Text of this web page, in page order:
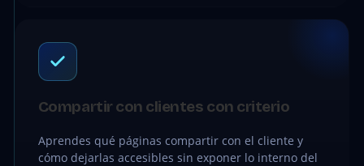
Compartir con clientes con criterio
Aprendes qué páginas compartir con el cliente y
cómo dejarlas accesibles sin exponer lo interno del